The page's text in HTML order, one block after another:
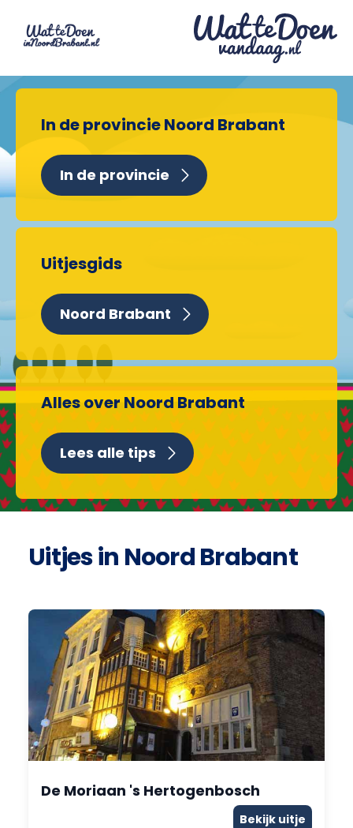
In de provincie Noord Brabant
In de provincie
Uitjesgids
Noord Brabant
Alles over Noord Brabant
Lees alle tips
Uitjes in Noord Brabant
De Moriaan 's Hertogenbosch
Bekijk uitje